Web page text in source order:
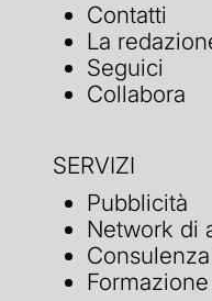
Contatti
La
Seguici
Collabora
SERVIZI
Pubblicità
Network di